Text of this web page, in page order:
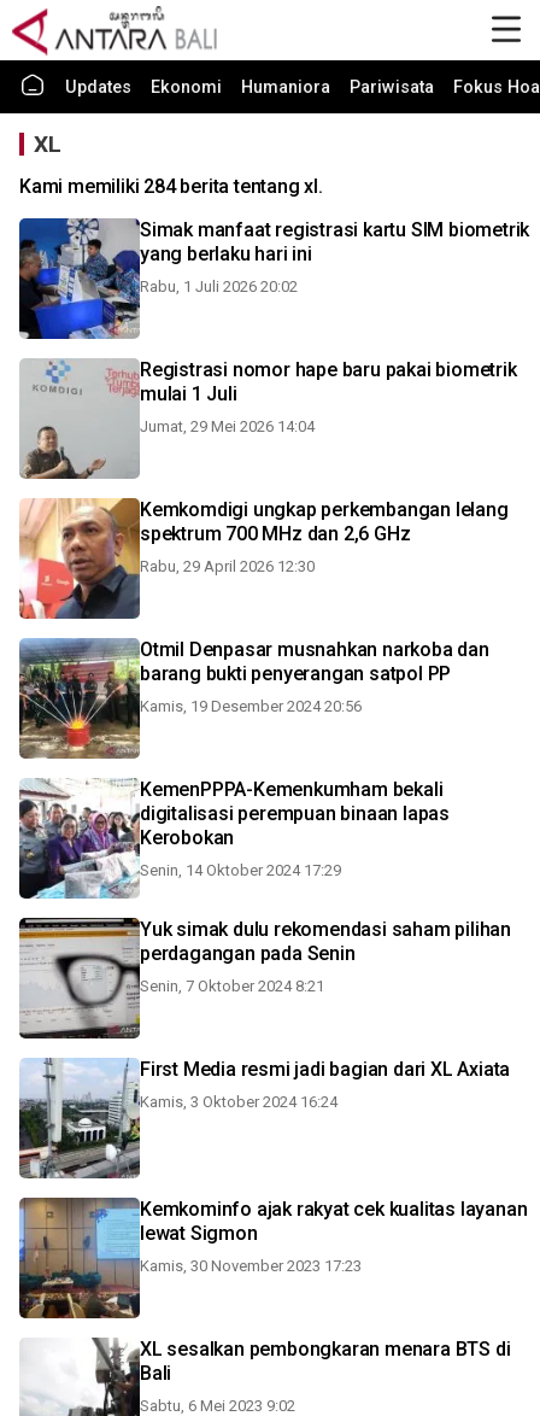
Updates Ekonomi Humaniora Pariwisata Fokus
XL
Kami memiliki 284 berita tentang xl.
Simak manfaat registrasi kartu SIM biometrik
yang berlaku hari ini
Rabu, 1 Juli 2026 20:02
Registrasi nomor hape baru pakai biometrik
mulai 1 Juli
Jumat, 29 Mei 2026 14:04
Kemkomdigi ungkap perkembangan lelang
spektrum 700 MHz dan 2,6 GHz
Rabu, 29 April 2026 12:30
Otmil Denpasar musnahkan narkoba dan
barang bukti penyerangan satpol PP
Kamis, 19 Desember 2024 20:56
KemenPPPA-Kemenkumham bekali
digitalisasi perempuan binaan lapas
Kerobokan
Senin, 14 Oktober 2024 17:29
Yuk simak dulu rekomendasi saham pilihan
perdagangan pada Senin
Senin, 7 Oktober 2024 8:21
First Media resmi jadi bagian dari XL Axiata
Kamis, 3 Oktober 2024 16:24
Kemkominfo ajak rakyat cek kualitas layanan
lewat Sigmon
Kamis, 30 November 2023 17:23
XL sesalkan pembongkaran menara BTS di
Bali
Sabtu, 6 Mei 2023 9:02